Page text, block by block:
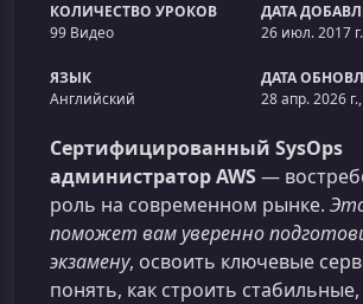
КОЛИЧЕСТВО УРОКОВ
99 Видео
ДАТА
26 июл. 2017
ЯЗЫК
Английский
ДАТА
28 апр. 2026
Сертифицированный SysOps
администратор AWS—
роль на современном рынке.
поможет вам уверенно
экзамену, освоить ключевые
понять, как строить стабильные,